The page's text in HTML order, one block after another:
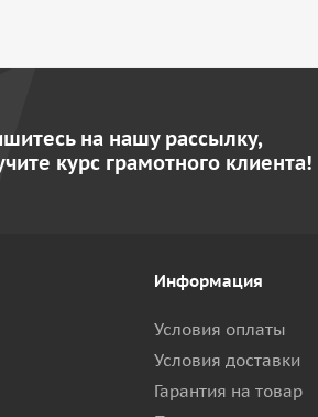
на нашу рассылку,
курс грамотного клиента!
Информация
Условия оплаты
Условия доставки
Гарантия на товар